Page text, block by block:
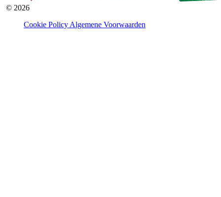
© 2026
Cookie Policy Algemene Voorwaarden